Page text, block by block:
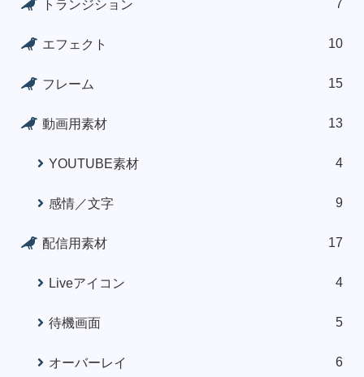
トランジション 7
エフェクト 10
フレーム 15
動画用素材 13
YOUTUBE素材 4
感情／文字 9
配信用素材 17
Liveアイコン 4
待機画面 5
オーバーレイ 6